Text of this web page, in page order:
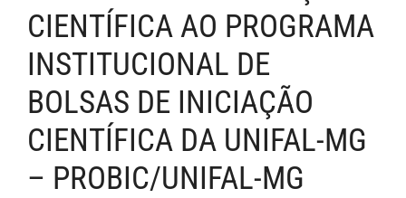
CIENTÍFICA AO PROGRAMA
INSTITUCIONAL DE
BOLSAS DE INICIAÇÃO
CIENTÍFICA DA UNIFAL-MG
– PROBIC/UNIFAL-MG